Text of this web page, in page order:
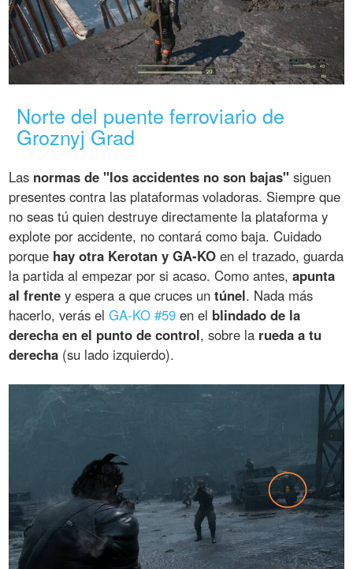
Norte del puente ferroviario de
Groznyj Grad
Las normas de "los accidentes no son bajas" siguen
presentes contra las plataformas voladoras. Siempre que
no seas tú quien destruye directamente la plataforma y
explote por accidente, no contará como baja. Cuidado
porque hay otra Kerotan y GA-KO en el trazado, guarda
la partida al empezar por si acaso. Como antes,apunta
al frente y espera a que cruces untúnel. Nada más
hacerlo, verás elGA-KO #59 en el blindado de la
derecha en el punto de control, sobre la rueda a tu
derecha (su lado izquierdo).